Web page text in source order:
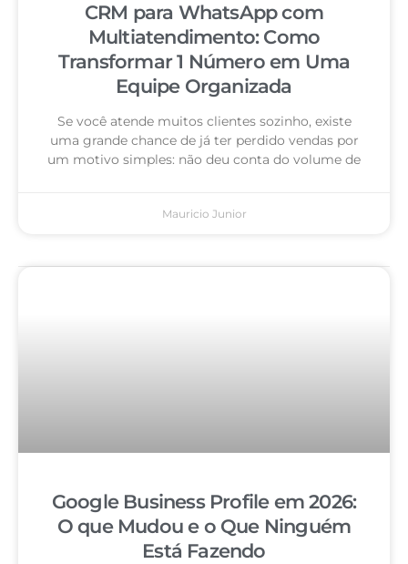
CRM para WhatsApp com
Multiatendimento: Como
Transformar 1 Número em Uma
Equipe Organizada
Se você atende muitos clientes sozinho, existe
uma grande chance de já ter perdido vendas por
um motivo simples: não deu conta do volume de
Mauricio Junior
Google Business Profile em 2026:
O que Mudou e o Que Ninguém
Está Fazendo